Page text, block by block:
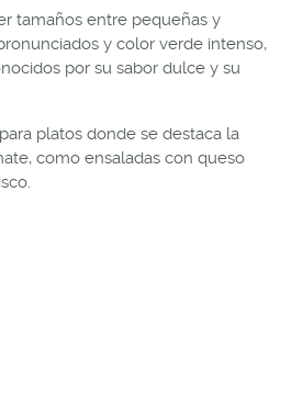
tamaños entre pequeñas y
y color verde intenso,
por su sabor dulce y su
platos donde se destaca la
como ensaladas con queso